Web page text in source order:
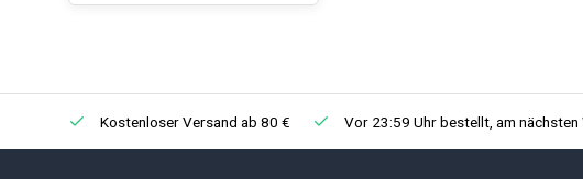
Kostenloser Versand ab 80 € Vor 23:59 Uhr bestellt, am